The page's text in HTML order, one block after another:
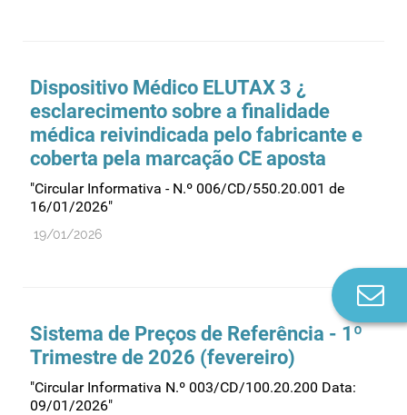
Dispositivo Médico ELUTAX 3 ¿
esclarecimento sobre a finalidade
médica reivindicada pelo fabricante e
coberta pela marcação CE aposta
"Circular Informativa - N.º 006/CD/550.20.001 de
16/01/2026"
19/01/2026
Sistema de Preços de Referência - 1º
Trimestre de 2026 (fevereiro)
"Circular Informativa N.º 003/CD/100.20.200 Data:
09/01/2026"